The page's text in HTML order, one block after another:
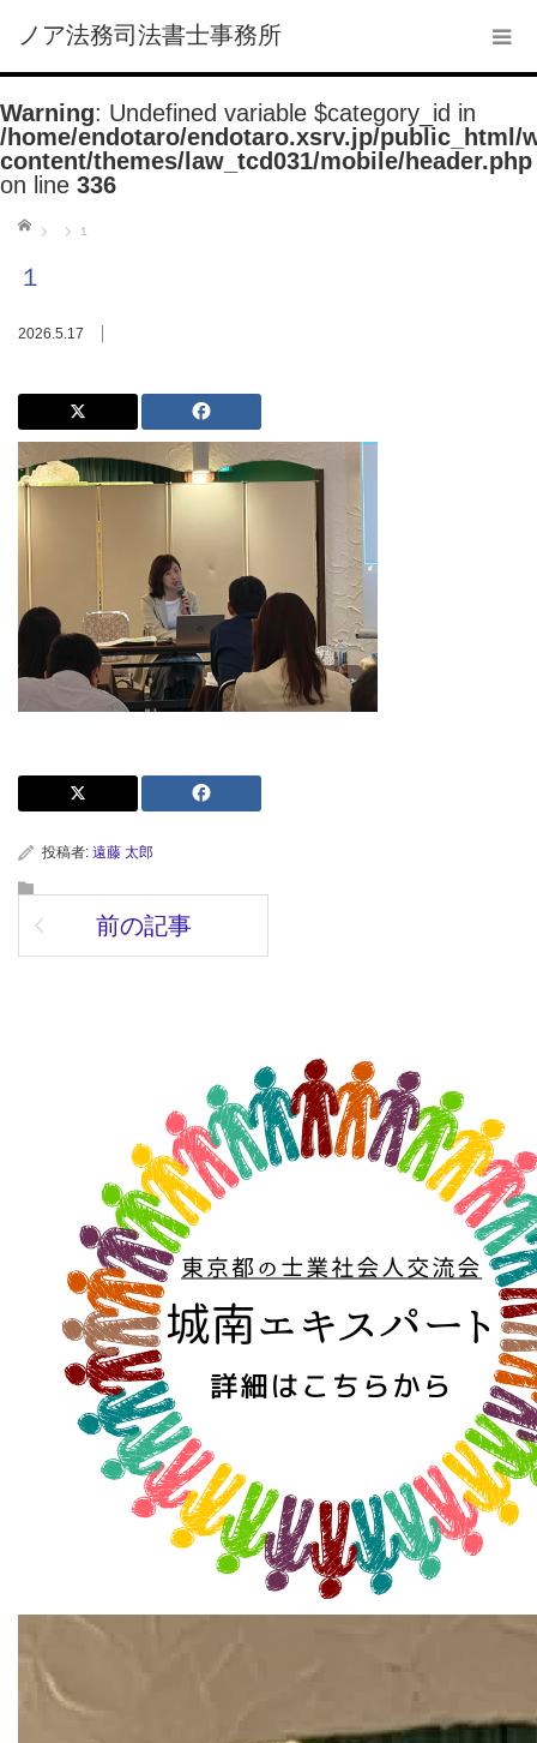
ノア法務司法書士事務所
Warning: Undefined variable $category_id in
/home/endotaro/endotaro.xsrv.jp/public_html/
content/themes/law_tcd031/mobile/header.php
on line 336
ホーム
１
１
2026.5.17
投稿者: 遠藤 太郎
前の記事